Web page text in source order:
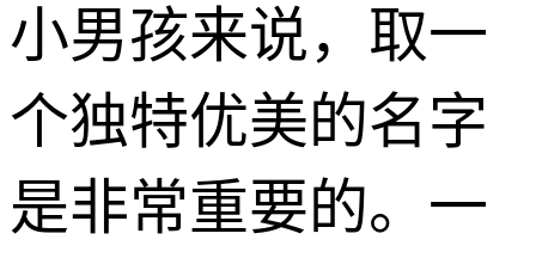
小男孩来说，取一
个独特优美的名字
是非常重要的。一